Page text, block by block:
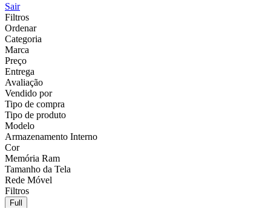
Sair
Filtros
Ordenar
Categoria
Marca
Preço
Entrega
Avaliação
Vendido por
Tipo de compra
Tipo de produto
Modelo
Armazenamento Interno
Cor
Memória Ram
Tamanho da Tela
Rede Móvel
Filtros
Full